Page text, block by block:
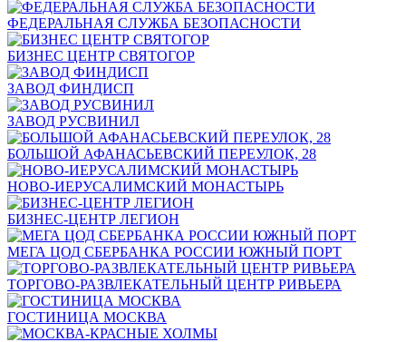
ФЕДЕРАЛЬНАЯ СЛУЖБА БЕЗОПАСНОСТИ
БИЗНЕС ЦЕНТР СВЯТОГОР
ЗАВОД ФИНДИСП
ЗАВОД РУСВИНИЛ
БОЛЬШОЙ АФАНАСЬЕВСКИЙ ПЕРЕУЛОК, 28
НОВО-ИЕРУСАЛИМСКИЙ МОНАСТЫРЬ
БИЗНЕС-ЦЕНТР ЛЕГИОН
МЕГА ЦОД СБЕРБАНКА РОССИИ ЮЖНЫЙ ПОРТ
ТОРГОВО-РАЗВЛЕКАТЕЛЬНЫЙ ЦЕНТР РИВЬЕРА
ГОСТИНИЦА МОСКВА